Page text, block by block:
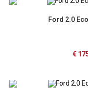
Ford 2.0
€